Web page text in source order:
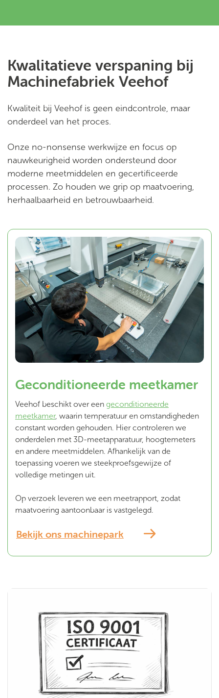
Kwalitatieve verspaning bij
Machinefabriek Veehof
Kwaliteit bij Veehof is geen eindcontrole, maar
onderdeel van het proces.
Onze no-nonsense werkwijze en focus op
nauwkeurigheid worden ondersteund door
moderne meetmiddelen en gecertificeerde
processen. Zo houden we grip op maatvoering,
herhaalbaarheid en betrouwbaarheid.
Geconditioneerde meetkamer
Veehof beschikt over een geconditioneerde
meetkamer, waarin temperatuur en omstandigheden
constant worden gehouden. Hier controleren we
onderdelen met 3D-meetapparatuur, hoogtemeters
en andere meetmiddelen. Afhankelijk van de
toepassing voeren we steekproefsgewijze of
volledige metingen uit.
Op verzoek leveren we een meetrapport, zodat
maatvoering aantoonbaar is vastgelegd.
Bekijk ons machinepark